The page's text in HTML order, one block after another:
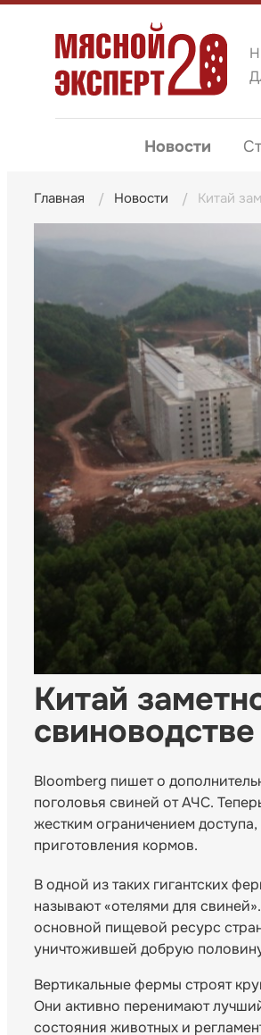
Новости
Главная Новости Китай
Китай
свиноводстве
Bloomberg пишет о
поголовья свиней от АЧС.
жестким ограничением
приготовления кормов.
В одной из таких гигантских
называют «отелями для
основной пищевой ресурс
уничтожившей добрую
Вертикальные фермы строят
Они активно перенимают
состояния животных и